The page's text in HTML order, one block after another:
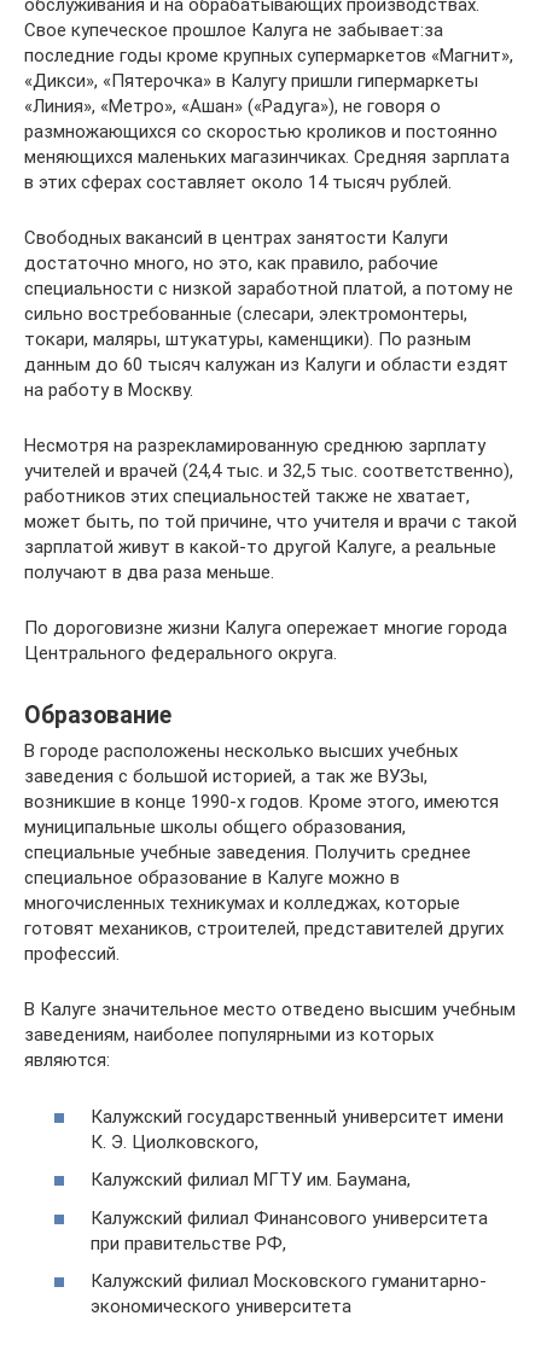
обслуживания и на обрабатывающих производствах.
Свое купеческое прошлое Калуга не забывает:за
последние годы кроме крупных супермаркетов «Магнит»,
«Дикси», «Пятерочка» в Калугу пришли гипермаркеты
«Линия», «Метро», «Ашан» («Радуга»), не говоря о
размножающихся со скоростью кроликов и постоянно
меняющихся маленьких магазинчиках. Средняя зарплата
в этих сферах составляет около 14 тысяч рублей.
Свободных вакансий в центрах занятости Калуги
достаточно много, но это, как правило, рабочие
специальности с низкой заработной платой, а потому не
сильно востребованные (слесари, электромонтеры,
токари, маляры, штукатуры, каменщики). По разным
данным до 60 тысяч калужан из Калуги и области ездят
на работу в Москву.
Несмотря на разрекламированную среднюю зарплату
учителей и врачей (24,4 тыс. и 32,5 тыс. соответственно),
работников этих специальностей также не хватает,
может быть, по той причине, что учителя и врачи с такой
зарплатой живут в какой-то другой Калуге, а реальные
получают в два раза меньше.
По дороговизне жизни Калуга опережает многие города
Центрального федерального округа.
Образование
В городе расположены несколько высших учебных
заведения с большой историей, а так же ВУЗы,
возникшие в конце 1990-х годов. Кроме этого, имеются
муниципальные школы общего образования,
специальные учебные заведения. Получить среднее
специальное образование в Калуге можно в
многочисленных техникумах и колледжах, которые
готовят механиков, строителей, представителей других
профессий.
В Калуге значительное место отведено высшим учебным
заведениям, наиболее популярными из которых
являются:
Калужский государственный университет имени
К. Э. Циолковского,
Калужский филиал МГТУ им. Баумана,
Калужский филиал Финансового университета
при правительстве РФ,
Калужский филиал Московского гуманитарно-
экономического университета